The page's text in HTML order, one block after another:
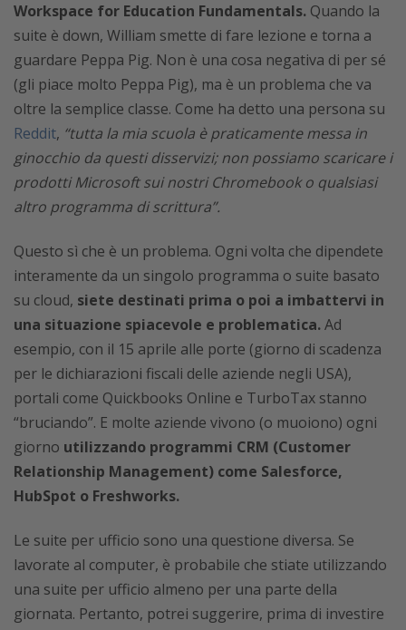
Workspace for Education Fundamentals. Quando la
suite è down, William smette di fare lezione e torna a
guardare Peppa Pig. Non è una cosa negativa di per sé
(gli piace molto Peppa Pig), ma è un problema che va
oltre la semplice classe. Come ha detto una persona su
Reddit, “tutta la mia scuola è praticamente messa in
ginocchio da questi disservizi; non possiamo scaricare i
prodotti Microsoft sui nostri Chromebook o qualsiasi
altro programma di scrittura”.
Questo sì che è un problema. Ogni volta che dipendete
interamente da un singolo programma o suite basato
su cloud, siete destinati prima o poi a imbattervi in
una situazione spiacevole e problematica.Ad
esempio, con il 15 aprile alle porte (giorno di scadenza
per le dichiarazioni fiscali delle aziende negli USA),
portali come Quickbooks Online e TurboTax stanno
“bruciando”. E molte aziende vivono (o muoiono) ogni
giorno utilizzando programmi CRM (Customer
Relationship Management) come Salesforce,
HubSpot o Freshworks.
Le suite per ufficio sono una questione diversa. Se
lavorate al computer, è probabile che stiate utilizzando
una suite per ufficio almeno per una parte della
giornata. Pertanto, potrei suggerire, prima di investire